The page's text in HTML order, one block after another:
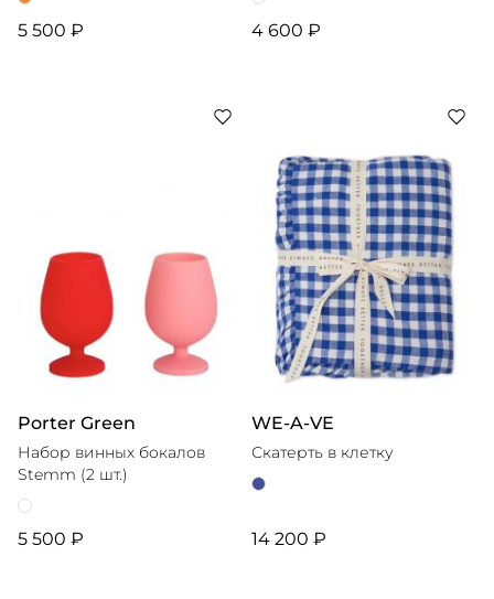
5 500 ₽ 4 600 ₽
Porter Green
Набор винных бокалов
Stemm (2 шт.)
5 500 ₽
WE-A-VE
Скатерть в клетку
14 200 ₽